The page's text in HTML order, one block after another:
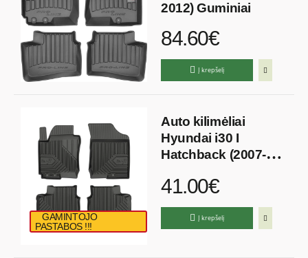
2012) Guminiai
84.60€
Į krepšelį
GAMINTOJO
PASTABOS !!!
Auto kilimėliai
Hyundai i30 I
Hatchback (2007-
41.00€
Į krepšelį